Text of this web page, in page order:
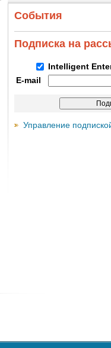
События
Подписка на
Intelligent
E-mail
Управление